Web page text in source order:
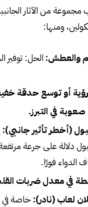
من الآثار
ومنها:
والعطش: الحل: توفير
أو توسع حدقة
في التبرز.
(أخطر تأثير جانبي):
دلالة على جرعة
الدواء فورًا.
في معدل ضربات
لعاب (نادر):خاصة في